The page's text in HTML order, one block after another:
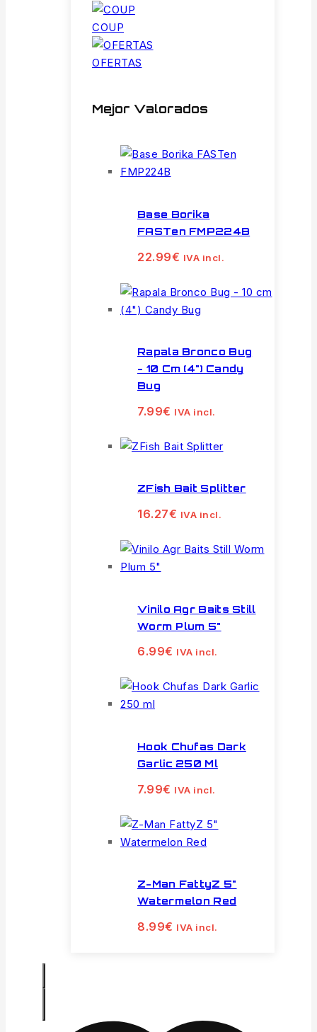
COUP
OFERTAS
Mejor Valorados
Base Borika
FASTen FMP224B
22.99€ IVA incl.
Rapala Bronco Bug
- 10 Cm (4") Candy
Bug
7.99€ IVA incl.
ZFish Bait Splitter
16.27€ IVA incl.
Vinilo Agr Baits Still
Worm Plum 5"
6.99€ IVA incl.
Hook Chufas Dark
Garlic 250 Ml
7.99€ IVA incl.
Z-Man FattyZ 5"
Watermelon Red
8.99€ IVA incl.